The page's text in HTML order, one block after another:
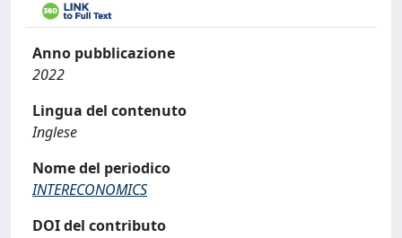
Anno pubblicazione
2022
Lingua del contenuto
Inglese
Nome del periodico
INTERECONOMICS
DOI del contributo